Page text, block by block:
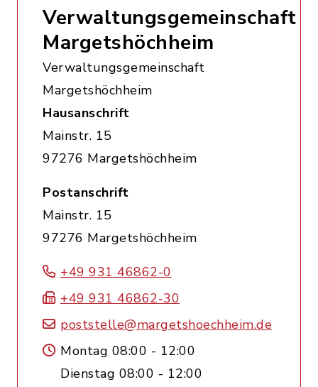
Verwaltungsgemeinschaft
Margetshöchheim
Verwaltungsgemeinschaft
Margetshöchheim
Hausanschrift
Mainstr. 15
97276 Margetshöchheim
Postanschrift
Mainstr. 15
97276 Margetshöchheim
+49 931 46862-0
+49 931 46862-30
poststelle@margetshoechheim.de
Montag 08:00 - 12:00
Dienstag 08:00 - 12:00